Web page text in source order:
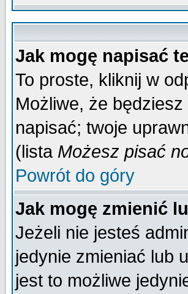
Jak mogę napisać
To proste, kliknij w
Możliwe, że będziesz
napisać; twoje
(lista Możesz pisać
Powrót do góry
Jak mogę zmienić
Jeżeli nie jesteś
jedynie zmieniać lub
jest to możliwe